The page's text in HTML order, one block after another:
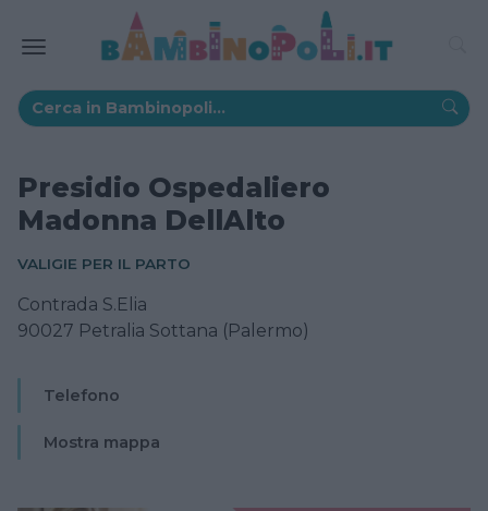
Presidio Ospedaliero
Madonna DellAlto
VALIGIE PER IL PARTO
Contrada S.Elia
90027 Petralia Sottana (Palermo)
Telefono
Mostra mappa